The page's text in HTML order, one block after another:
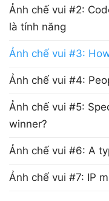
Ảnh chế vui #2:
là tính năng
Ảnh chế vui #3:
Ảnh chế vui #4:
Ảnh chế vui #5:
winner?
Ảnh chế vui #6: A
Ảnh chế vui #7: IP